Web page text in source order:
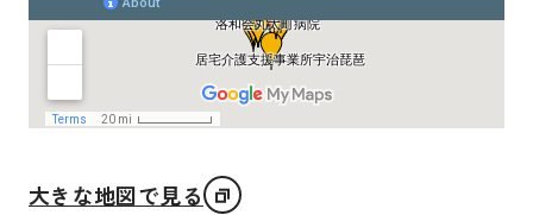
大きな地図で見る